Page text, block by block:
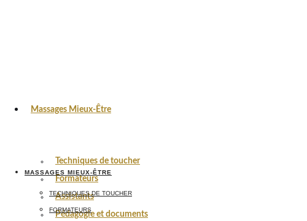
Massages Mieux-Être
Techniques de toucher
Formateurs
Assistants
Pédagogie et documents
MASSAGES MIEUX-ÊTRE
TECHNIQUES DE TOUCHER
FORMATEURS